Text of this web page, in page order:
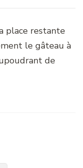
place restante
le gâteau à
de